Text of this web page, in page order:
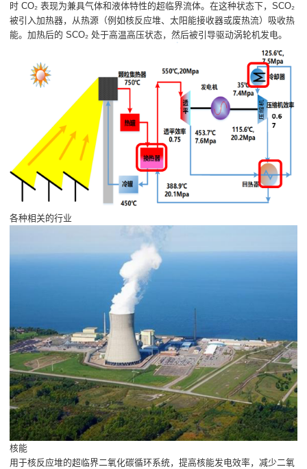
时 CO₂ 表现为兼具气体和液体特性的超临界流体。在这种状态下，SCO₂
被引入加热器，从热源（例如核反应堆、太阳能接收器或废热流）吸收热
能。加热后的 SCO₂ 处于高温高压状态，然后被引导驱动涡轮机发电。
各种相关的行业
核能
用于核反应堆的超临界二氧化碳循环系统，提高核能发电效率，减少二氧